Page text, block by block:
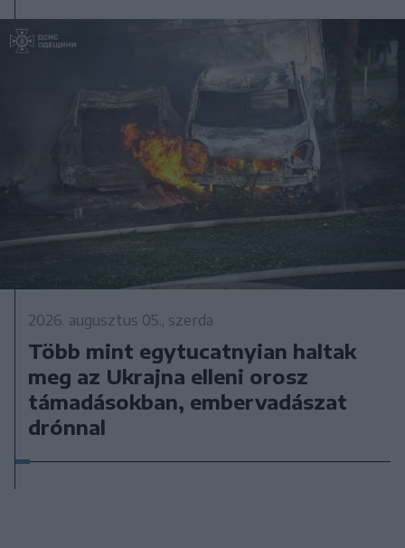
2026. augusztus 05., szerda
Több mint egytucatnyian haltak
meg az Ukrajna elleni orosz
támadásokban, embervadászat
drónnal